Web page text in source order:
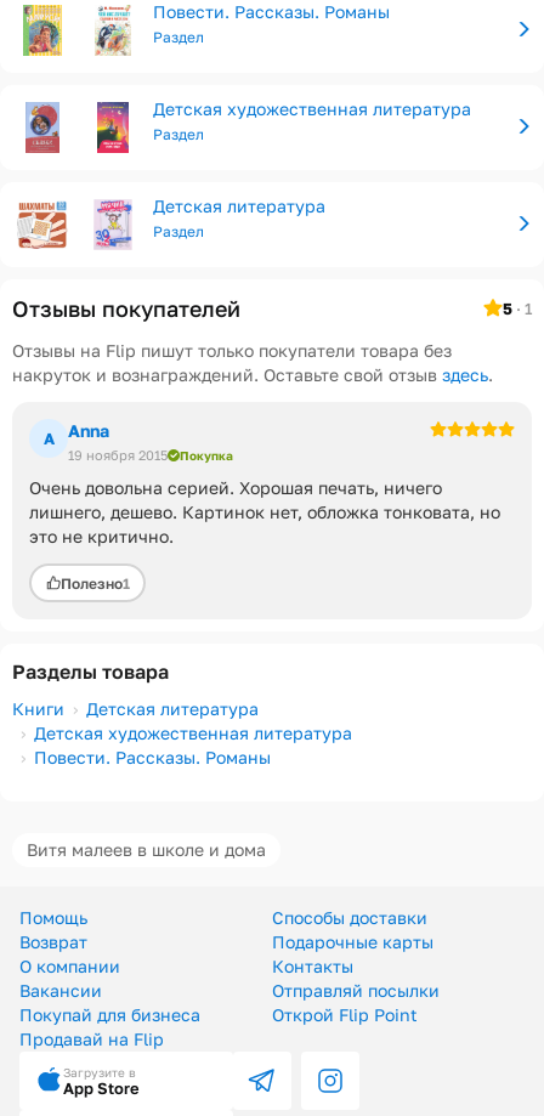
Повести. Рассказы. Романы
Раздел
Детская художественная литература
Раздел
Детская литература
Раздел
Отзывы покупателей 5 · 1
Отзывы на Flip пишут только покупатели товара без
накруток и вознаграждений. Оставьте свой отзыв здесь.
A Anna
19 ноября 2015 Покупка
Очень довольна серией. Хорошая печать, ничего
лишнего, дешево. Картинок нет, обложка тонковата, но
это не критично.
Полезно1
Разделы товара
Книги
Детская литература
Детская художественная литература
Повести. Рассказы. Романы
Витя малеев в школе и дома
Помощь
Способы доставки
Возврат
Подарочные карты
О компании
Контакты
Вакансии
Отправляй посылки
Покупай для бизнеса
Открой Flip Point
Продавай на Flip
Загрузите в
App Store